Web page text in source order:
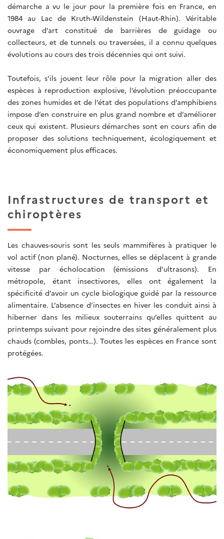
démarche a vu le jour pour la première fois en France, en
1984 au Lac de Kruth-Wildenstein (Haut-Rhin). Véritable
ouvrage d’art constitué de barrières de guidage ou
collecteurs, et de tunnels ou traversées, il a connu quelques
évolutions au cours des trois décennies qui ont suivi.
Toutefois, s’ils jouent leur rôle pour la migration aller des
espèces à reproduction explosive, l’évolution préoccupante
des zones humides et de l’état des populations d’amphibiens
impose d’en construire en plus grand nombre et d’améliorer
ceux qui existent. Plusieurs démarches sont en cours afin de
proposer des solutions techniquement, écologiquement et
économiquement plus efficaces.
Infrastructures de transport et
chiroptères
Les chauves-souris sont les seuls mammifères à pratiquer le
vol actif (non plané). Nocturnes, elles se déplacent à grande
vitesse par écholocation (émissions d’ultrasons). En
métropole, étant insectivores, elles ont également la
spécificité d’avoir un cycle biologique guidé par la ressource
alimentaire. L’absence d’insectes en hiver les conduit ainsi à
hiberner dans les milieux souterrains qu’elles quittent au
printemps suivant pour rejoindre des sites généralement plus
chauds (combles, ponts…). Toutes les espèces en France sont
protégées.